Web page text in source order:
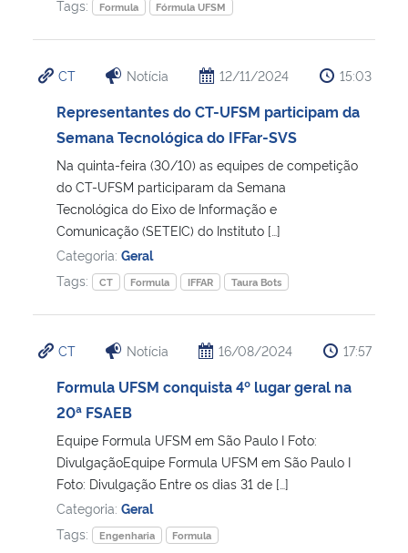
Tags:
Formula Fórmula UFSM
CT Notícia 12/11/2024 15:03
Representantes do CT-UFSM participam da
Semana Tecnológica do IFFar-SVS
Na quinta-feira (30/10) as equipes de competição
do CT-UFSM participaram da Semana
Tecnológica do Eixo de Informação e
Comunicação (SETEIC) do Instituto […]
Categoria: Geral
Tags:
CT Formula IFFAR Taura Bots
CT Notícia 16/08/2024 17:57
Formula UFSM conquista 4º lugar geral na
20ª FSAEB
Equipe Formula UFSM em São Paulo I Foto:
DivulgaçãoEquipe Formula UFSM em São Paulo I
Foto: Divulgação Entre os dias 31 de […]
Categoria: Geral
Tags:
Engenharia Formula